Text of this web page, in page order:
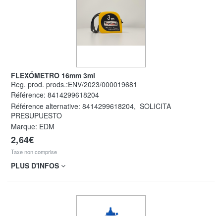
FLEXÓMETRO 16mm 3ml
Reg. prod. prods.:ENV/2023/000019681
Référence: 8414299618204
Référence alternative: 8414299618204, SOLICITA
PRESUPUESTO
Marque: EDM
2,64€
Taxe non comprise
PLUS D'INFOS